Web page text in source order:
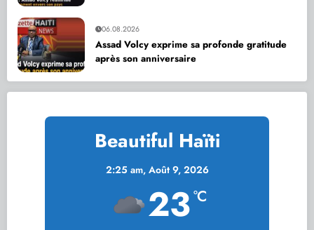
06.08.2026
Assad Volcy exprime sa profonde gratitude
après son anniversaire
Beautiful Haïti
2:25 am, Août 9, 2026
23°C